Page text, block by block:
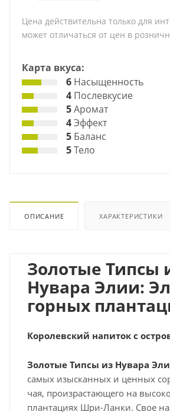
Цена действительна только для
может отличаться от цен в
Карта вкуса:
6 Насыщенность
4 Послевкусие
5Аромат
4Эффект
5 Баланс
5Тело
ОПИСАНИЕ ХАРАКТЕРИСТИКИ
Золотые Типсы
Нувара Элии:
горных
Королевский напиток с
Золотые Типсы из Нувара
самых изысканных и ценных
чая, произрастающего на
плантациях Шри-Ланки. Свое